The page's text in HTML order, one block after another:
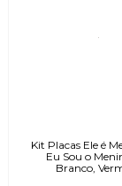
Kit Placas Ele é
Eu Sou o
Branco,